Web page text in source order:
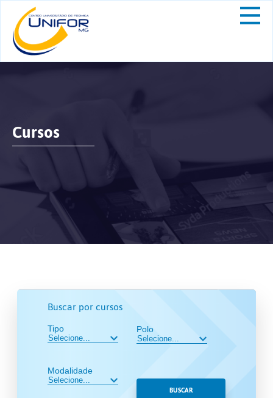
Cursos
Buscar por cursos
Tipo
Modalidade
Polo
BUSCAR